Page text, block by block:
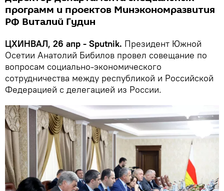
программ и проектов Минэкономразвития
РФ Виталий Гудин
ЦХИНВАЛ, 26 апр - Sputnik. Президент Южной
Осетии Анатолий Бибилов провел совещание по
вопросам социально-экономического
сотрудничества между республикой и Российской
Федерацией с делегацией из России.